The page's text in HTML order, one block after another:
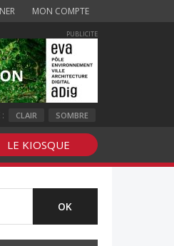
MON COMPTE
PUBLICITE
CLAIR SOMBRE
LE KIOSQUE